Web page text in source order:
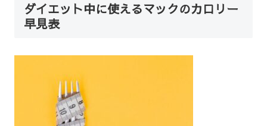
ダイエット中に使えるマックのカロリー
早見表